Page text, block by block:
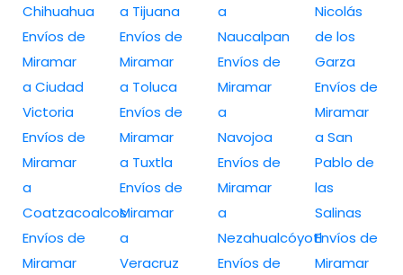
Chihuahua
Envíos de
Miramar
a Ciudad
Victoria
Envíos de
Miramar
a
Coatzacoalcos
Envíos de
Miramar
a Tijuana
Envíos de
Miramar
a Toluca
Envíos de
Miramar
a Tuxtla
Envíos de
Miramar
a
Veracruz
a
Naucalpan
Envíos de
Miramar
a
Navojoa
Envíos de
Miramar
a
Nezahualcóyotl
Envíos de
Nicolás
de los
Garza
Envíos de
Miramar
a San
Pablo de
las
Salinas
Envíos de
Miramar